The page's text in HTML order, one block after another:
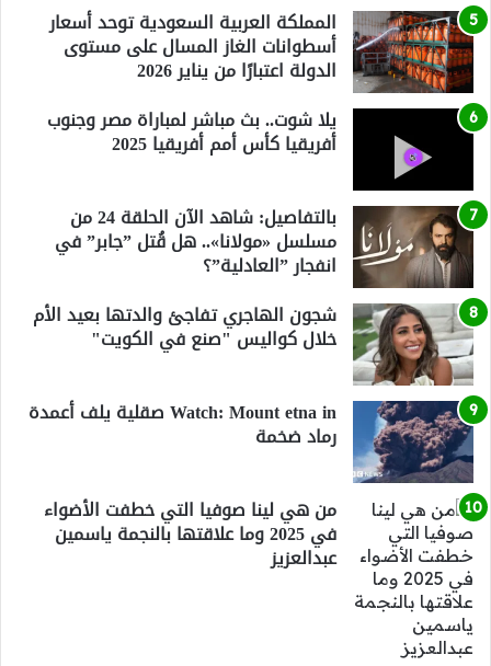
المملكة العربية السعودية توحد أسعار
أسطوانات الغاز المسال على مستوى
الدولة اعتبارًا من يناير 2026
يلا شوت.. بث مباشر لمباراة مصر وجنوب
أفريقيا كأس أمم أفريقيا 2025
بالتفاصيل: شاهد الآن الحلقة 24 من
مسلسل «مولانا».. هل قُتل ”جابر” في
انفجار ”العادلية”؟
شجون الهاجري تفاجئ والدتها بعيد الأم
خلال كواليس "صنع في الكويت"
Watch: Mount etna in صقلية يلف أعمدة
رماد ضخمة
من هي لينا صوفيا التي خطفت الأضواء
في 2025 وما علاقتها بالنجمة ياسمين
عبدالعزيز